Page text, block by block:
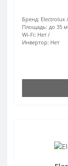
Бренд: Electrolux
Площадь: до 35
Wi-Fi: Нет
Инвертор: Нет